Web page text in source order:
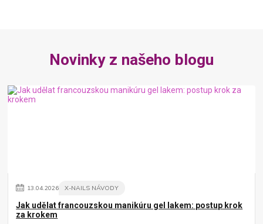
Novinky z našeho blogu
13.04.2026 X-NAILS NÁVODY
Jak udělat francouzskou manikúru gel lakem: postup krok
za krokem